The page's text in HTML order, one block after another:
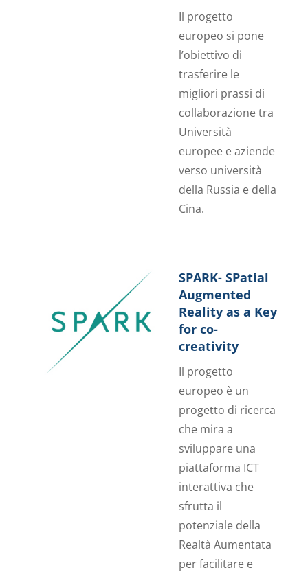
Il progetto
europeo si pone
l’obiettivo di
trasferire le
migliori prassi di
collaborazione tra
Università
europee e aziende
verso università
della Russia e della
Cina.
SPARK- SPatial
Augmented
Reality as a Key
for co-
creativity
Il progetto
europeo è un
progetto di ricerca
che mira a
sviluppare una
piattaforma ICT
interattiva che
sfrutta il
potenziale della
Realtà Aumentata
per facilitare e